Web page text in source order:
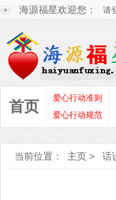
海源福星欢迎您： 请
首页
爱心行动准则
爱心行动规范
当前位置： 主页 > 话